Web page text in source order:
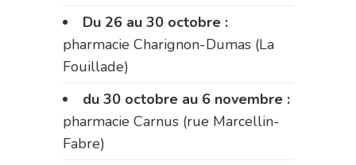
Du 26 au 30 octobre :
pharmacie Charignon-Dumas (La
Fouillade)
du 30 octobre au 6 novembre :
pharmacie Carnus (rue Marcellin-
Fabre)